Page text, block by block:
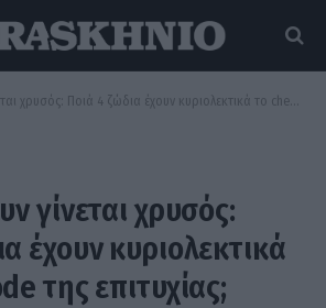
Ποιά 4 ζώδια έχουν κυριολεκτικά το cheat code της επιτυχίας;
γίνεται χρυσός:
έχουν κυριολεκτικά
της επιτυχίας;